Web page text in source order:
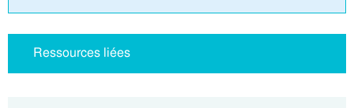
Ressources liées